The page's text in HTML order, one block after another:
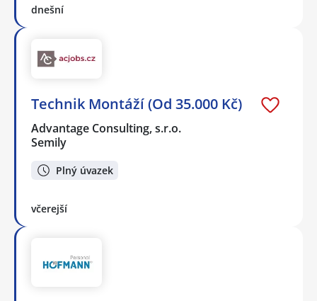
dnešní
Technik Montáží (Od 35.000 Kč)
Advantage Consulting, s.r.o.
Semily
Plný úvazek
včerejší